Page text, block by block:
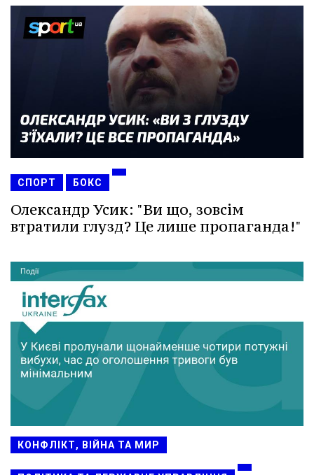
СПОРТ БОКС
Олександр Усик: "Ви що, зовсім
втратили глузд? Це лише пропаганда!"
КОНФЛІКТ, ВІЙНА ТА МИР